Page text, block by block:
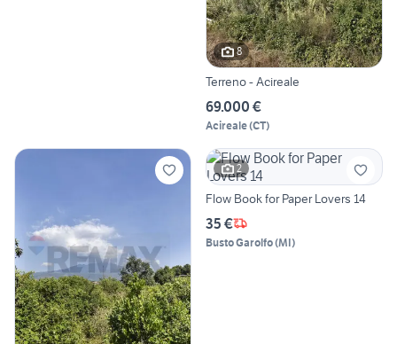
8
Terreno - Acireale
69.000 €
Acireale(CT)
2
Flow Book for Paper Lovers 14
35 €
Busto Garolfo(MI)